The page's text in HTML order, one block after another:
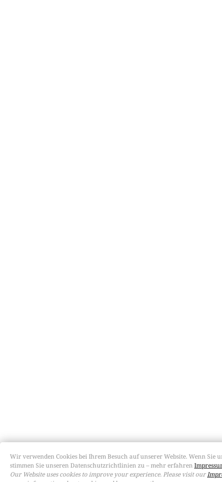
Wir verwenden Cookies bei Ihrem Besuch auf unserer Website. Wenn Sie
stimmen Sie unseren Datenschutzrichtlinien zu – mehr erfahren
Our Website uses cookies to improve your experience. Please visit our